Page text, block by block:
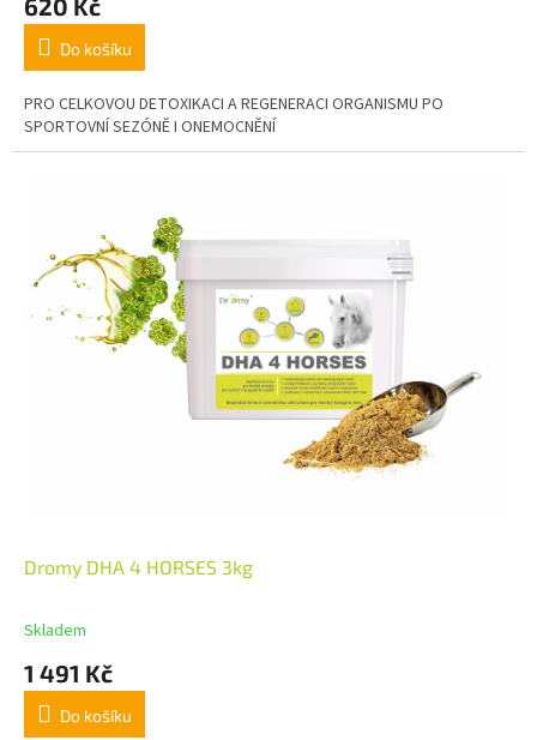
Do košíku
PRO CELKOVOU DETOXIKACI A REGENERACI ORGANISMU PO
SPORTOVNÍ SEZÓNĚ I ONEMOCNĚNÍ
Dromy DHA 4 HORSES 3kg
Skladem
1 491 Kč
Do košíku